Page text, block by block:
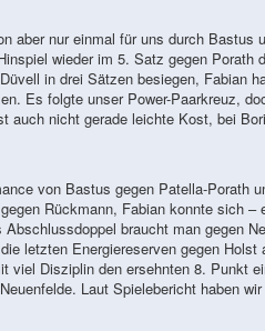
aber nur einmal für uns durch
wieder im 5. Satz gegen Porath
in drei Sätzen besiegen, Fabian
Es folgte unser Power-Paarkreuz,
auch nicht gerade leichte Kost, bei
von Bastus gegen Patella-Porath
Rückmann, Fabian konnte sich
braucht man gegen
letzten Energiereserven gegen
viel Disziplin den ersehnten 8. Punkt
Laut Spielebericht haben